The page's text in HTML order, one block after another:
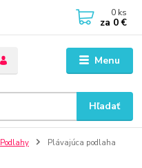
Menu
Hľadať
0 ks
za 0 €
Podlahy Plávajúca podlaha